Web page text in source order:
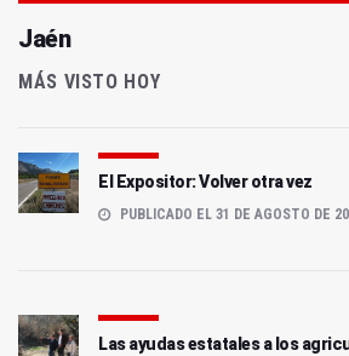
Jaén
MÁS VISTO HOY
El Expositor: Volver otra vez
PUBLICADO EL 31 DE AGOSTO DE
Las ayudas estatales a los